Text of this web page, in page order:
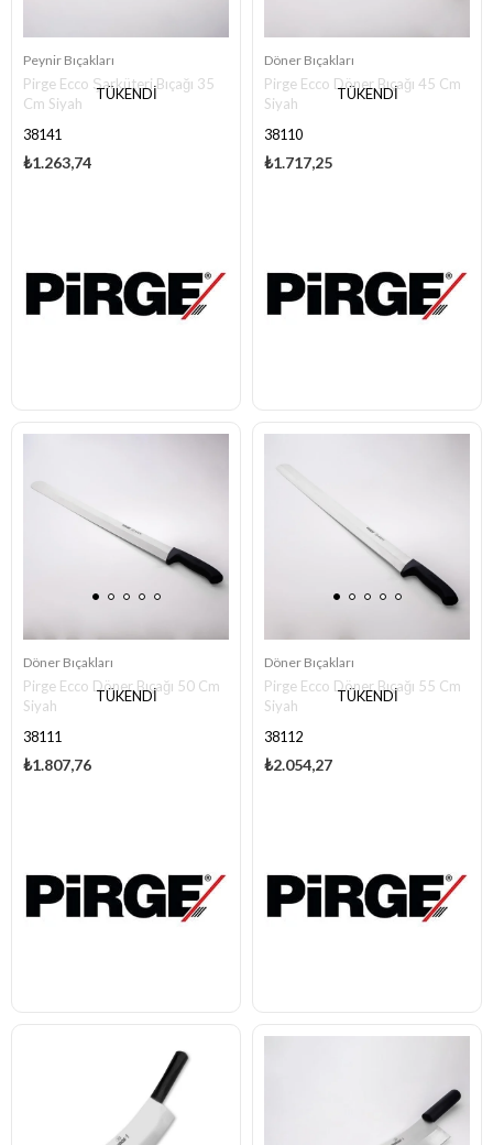
TÜKENDI
Peynir Bıçakları
Pirge Ecco Şarküteri Bıçağı 35
Cm Siyah
38141
₺1.263,74
TÜKENDI
Döner Bıçakları
Pirge Ecco Döner Bıçağı 45 Cm
Siyah
38110
₺1.717,25
TÜKENDI
Döner Bıçakları
Pirge Ecco Döner Bıçağı 50 Cm
Siyah
38111
₺1.807,76
TÜKENDI
Döner Bıçakları
Pirge Ecco Döner Bıçağı 55 Cm
Siyah
38112
₺2.054,27